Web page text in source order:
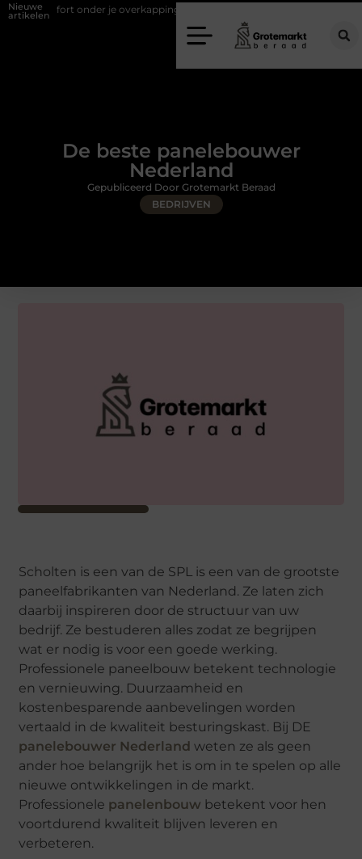
Nieuwe
artikelenje overkapping met een 4-rails glazenschuifwand
De beste panelebouwer
Nederland
BEDRIJVEN
Gepubliceerd Door Grotemarkt Beraad
Scholten is een van de SPL is een van de grootste
paneelfabrikanten van Nederland. Ze laten zich
daarbij inspireren door de structuur van uw
bedrijf. Ze bestuderen alles zodat ze begrijpen
wat er nodig is voor een goede werking.
Professionele paneelbouw betekent technologie
en vernieuwing. Duurzaamheid en
kostenbesparende aanbevelingen worden
vertaald in de kwaliteit besturingskast. Bij DE
panelebouwer Nederland weten ze als geen
ander hoe belangrijk het is om in te spelen op alle
nieuwe ontwikkelingen in de markt.
Professionele panelenbouw betekent voor hen
voortdurend kwaliteit blijven leveren en
verbeteren.